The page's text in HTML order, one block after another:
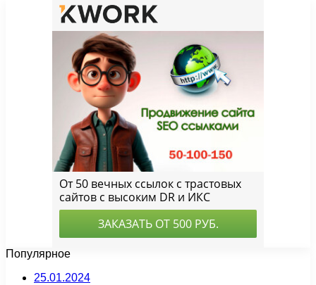
Популярное
25.01.2024